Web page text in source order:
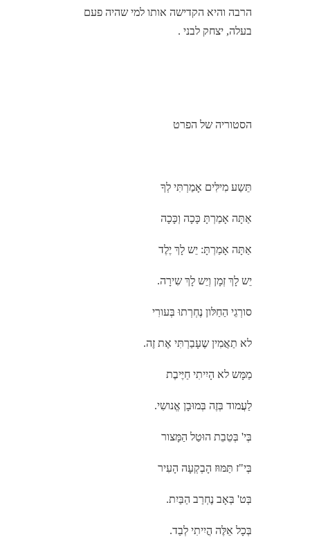
הרבה והיא הקדישה אותו למי שהיה פעם
בעלה, יצחק לבני .
הסטוריה של הפרט
תֵּשַע מִילִּים אָמַרְתִּי לְךָ
אַתָּה אָמַרְתָּ כָּכָה וְכָּכָה
אַתָּה אָמַרְתָּ: יֵש לָךְ יֶלֶד
יֵש לָךְ זְמָן וְיֵש לָךְ שִירָה.
סורְגֵי הַחַלּון נֶחְרְתוּ בְּעורִי
לא תַאֲמִין שֶעָבַרְתִּי אֶת זֶה.
מַמָּש לא הָיִיתִי חַיֶּיבֶת
לַעֲמוד בְּזֶה בְּמוּבָן אֱנושִי.
בְּי' בְּטֵבֵת הוּטַל הַמָּצור
בְּי"ז תַּמּוּז הָבְקְעָה הָעִיר
בְּט' בְּאָב נֶחְרַב הַבַּיִת.
בְּכָל אֵלֶּה הֳיִיתִי לְבַד.